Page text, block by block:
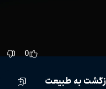
0
به طبیعت